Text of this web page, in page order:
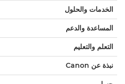
الخدمات والحلول
المساعدة والدعم
التعلم والتعليم
نبذة عن Canon